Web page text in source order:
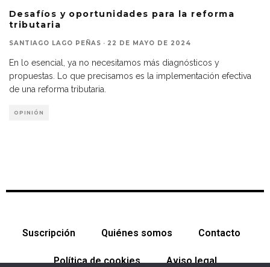
Desafíos y oportunidades para la reforma
tributaria
SANTIAGO LAGO PEÑAS · 22 DE MAYO DE 2024
En lo esencial, ya no necesitamos más diagnósticos y
propuestas. Lo que precisamos es la implementación efectiva
de una reforma tributaria.
OPINIÓN
Suscripción Quiénes somos Contacto
Política de cookies Aviso legal